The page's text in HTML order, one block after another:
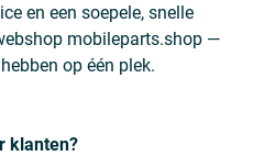
en een soepele, snelle
mobileparts.shop —
op één plek.
klanten?